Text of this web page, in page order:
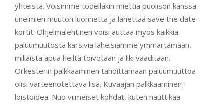
yhteistä. Voisimme todellakin miettiä puolison kanssa
unelmien muuton luonnetta ja lähettää save the date-
kortit. Ohjelmalehtinen voisi auttaa myös kaikkia
paluumuutosta kärsiviä läheisiämme ymmärtämään,
millaista apua heiltä toivotaan ja liki vaaditaan.
Orkesterin palkkaaminen tahdittamaan paluumuuttoa
olisi varteenotettava lisä. Kuvaajan palkkaaminen -
loistoidea. Nuo viimeiset kohdat, kuten nauttikaa